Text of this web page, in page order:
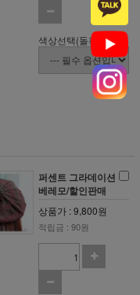
색상선택(돌핀)
퍼센트 그라데이션
베레모/할인판매
상품가 : 9,800원
적립금 : 90원